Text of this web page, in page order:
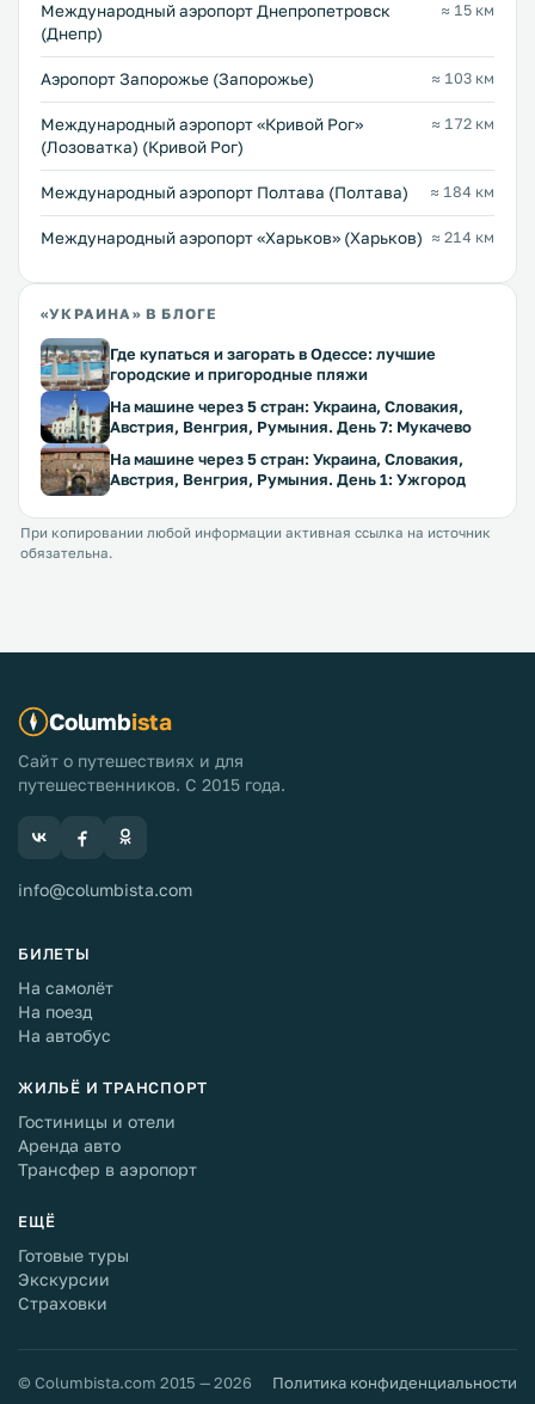
Международный аэропорт Днепропетровск
(Днепр)
≈ 15 км
Аэропорт Запорожье (Запорожье) ≈ 103 км
Международный аэропорт «Кривой Рог»
(Лозоватка) (Кривой Рог)
≈ 172 км
Международный аэропорт Полтава (Полтава) ≈ 184 км
Международный аэропорт «Харьков» (Харьков) ≈ 214 км
«УКРАИНА» В БЛОГЕ
Где купаться и загорать в Одессе: лучшие
городские и пригородные пляжи
На машине через 5 стран: Украина, Словакия,
Австрия, Венгрия, Румыния. День 7: Мукачево
На машине через 5 стран: Украина, Словакия,
Австрия, Венгрия, Румыния. День 1: Ужгород
При копировании любой информации активная ссылка на источник
обязательна.
Columbista
Сайт о путешествиях и для
путешественников. С 2015 года.
info@columbista.com
БИЛЕТЫ
На самолёт
На поезд
На автобус
ЖИЛЬЁ И ТРАНСПОРТ
Гостиницы и отели
Аренда авто
Трансфер в аэропорт
ЕЩЁ
Готовые туры
Экскурсии
Страховки
© Columbista.com 2015 — 2026 Политика конфиденциальности